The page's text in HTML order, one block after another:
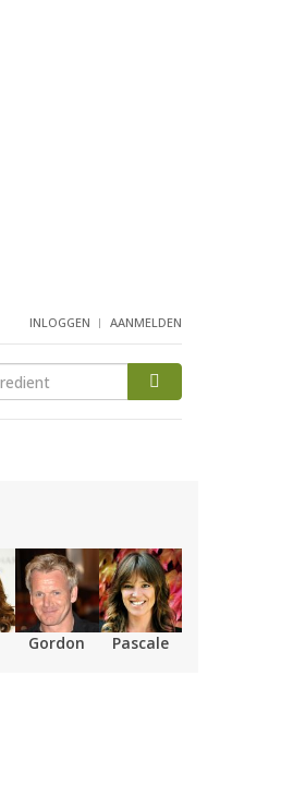
INLOGGEN AANMELDEN
Gordon Pascale